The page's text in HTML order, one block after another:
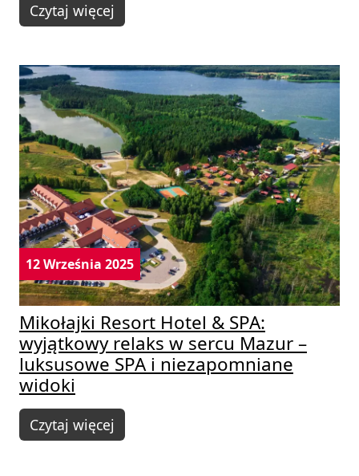
Czytaj więcej
12 Września 2025
Mikołajki Resort Hotel & SPA:
wyjątkowy relaks w sercu Mazur –
luksusowe SPA i niezapomniane
widoki
Czytaj więcej